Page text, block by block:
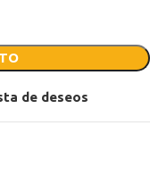
de deseos